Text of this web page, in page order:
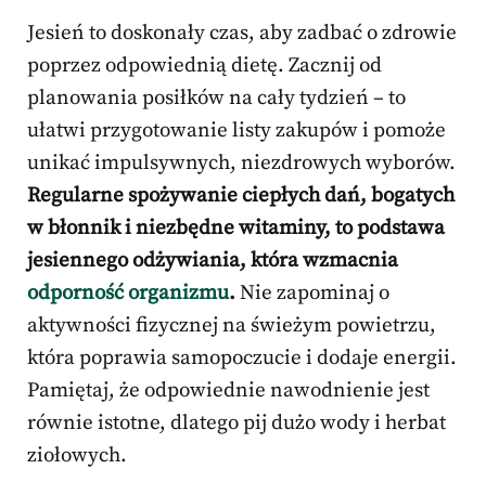
Jesień to doskonały czas, aby zadbać o zdrowie
poprzez odpowiednią dietę. Zacznij od
planowania posiłków na cały tydzień – to
ułatwi przygotowanie listy zakupów i pomoże
unikać impulsywnych, niezdrowych wyborów.
Regularne spożywanie ciepłych dań, bogatych
w błonnik i niezbędne witaminy, to podstawa
jesiennego odżywiania, która wzmacnia
odporność organizmu. Nie zapominaj o
aktywności fizycznej na świeżym powietrzu,
która poprawia samopoczucie i dodaje energii.
Pamiętaj, że odpowiednie nawodnienie jest
równie istotne, dlatego pij dużo wody i herbat
ziołowych.